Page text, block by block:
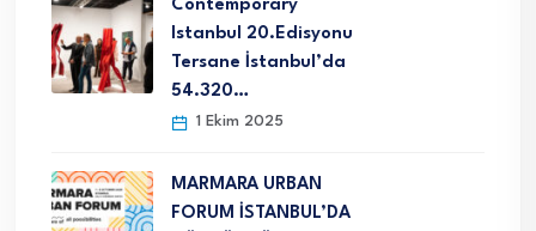
Contemporary
Istanbul 20.Edisyonu
Tersane İstanbul’da
54.320…
1 Ekim 2025
MARMARA URBAN
FORUM İSTANBUL’DA